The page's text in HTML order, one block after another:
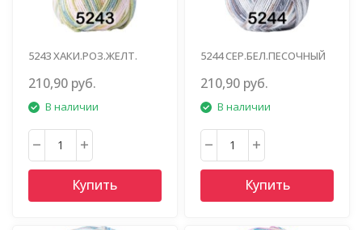
5243 ХАКИ.РОЗ.ЖЕЛТ.
210,90 руб.
В наличии
Купить
5244 СЕР.БЕЛ.ПЕСОЧНЫЙ
210,90 руб.
В наличии
Купить